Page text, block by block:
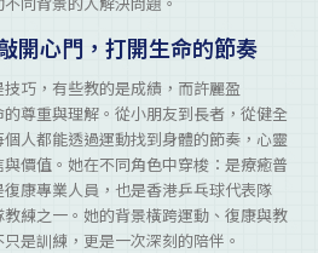
開心門，打開生命的節奏
巧，有些教的是成績，而許麗盈
的尊重與理解。從小朋友到長者，從健全
人都能透過運動找到身體的節奏，心靈
價值。她在不同角色中穿梭：是療癒普
康專業人員，也是香港乒乓球代表隊
練之一。她的背景橫跨運動、復康與教
是訓練，更是一次深刻的陪伴。